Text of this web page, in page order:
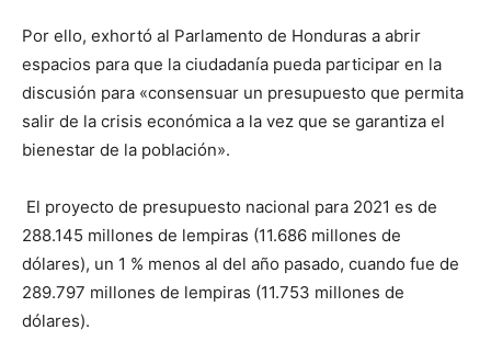
Por ello, exhortó al Parlamento de Honduras a abrir
espacios para que la ciudadanía pueda participar en la
discusión para «consensuar un presupuesto que permita
salir de la crisis económica a la vez que se garantiza el
bienestar de la población».
El proyecto de presupuesto nacional para 2021 es de
288.145 millones de lempiras (11.686 millones de
dólares), un 1 % menos al del año pasado, cuando fue de
289.797 millones de lempiras (11.753 millones de
dólares).